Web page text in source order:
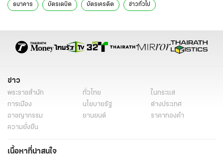
ธนาคาร บัตรเดบิต บัตรเครดิต ข่าวทั่วไป
ข่าว
พระราชสำนัก ทั่วไทย
ในกระแส
การเมือง
นโยบายรัฐ
ต่างประเทศ
อาชญากรรม
ยานยนต์
ราคาทองคำ
ความยั่งยืน
เนื้อหาที่น่าสนใจ